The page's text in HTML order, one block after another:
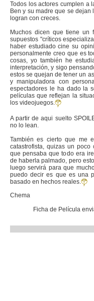
Todos los actores cumplen a
Ben y su madre que se
logran con creces.
Muchos dicen que tiene un
supuestos "críticos
haber estudiado cine su
personalmente creo que es
cosas, yo también he
interpretación, y sigo
estos se quejan de tener un
y manipuladora con
espectadores le ha dado la
películas que reflejan la
los videojuegos.
A partir de aqui suelto
no lo lean.
También es cierto que me
catastrofista, quizas un
que pensaba que todo era
de haberla palmado, pero
luego servirá para que
puedo decir es que es una
basado en hechos reales.
Chema
Ficha de Película